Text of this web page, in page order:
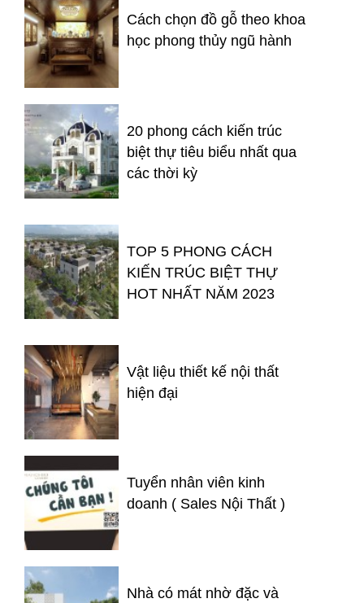
Cách chọn đồ gỗ theo khoa
học phong thủy ngũ hành
20 phong cách kiến trúc
biệt thự tiêu biểu nhất qua
các thời kỳ
TOP 5 PHONG CÁCH
KIẾN TRÚC BIỆT THỰ
HOT NHẤT NĂM 2023
Vật liệu thiết kế nội thất
hiện đại
Tuyển nhân viên kinh
doanh ( Sales Nội Thất )
Nhà có mát nhờ đặc và